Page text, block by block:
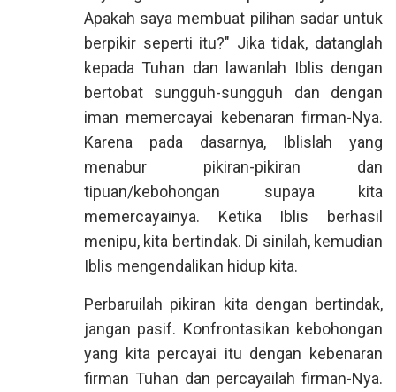
Apakah saya membuat pilihan sadar untuk
berpikir seperti itu?" Jika tidak, datanglah
kepada Tuhan dan lawanlah Iblis dengan
bertobat sungguh-sungguh dan dengan
iman memercayai kebenaran firman-Nya.
Karena pada dasarnya, Iblislah yang
menabur pikiran-pikiran dan
tipuan/kebohongan supaya kita
memercayainya. Ketika Iblis berhasil
menipu, kita bertindak. Di sinilah, kemudian
Iblis mengendalikan hidup kita.
Perbaruilah pikiran kita dengan bertindak,
jangan pasif. Konfrontasikan kebohongan
yang kita percayai itu dengan kebenaran
firman Tuhan dan percayailah firman-Nya.